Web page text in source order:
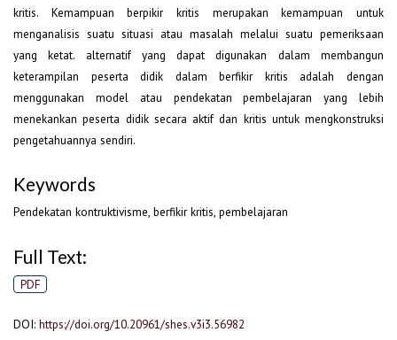
kritis. Kemampuan berpikir kritis merupakan kemampuan untuk
menganalisis suatu situasi atau masalah melalui suatu pemeriksaan
yang ketat. alternatif yang dapat digunakan dalam membangun
keterampilan peserta didik dalam berfikir kritis adalah dengan
menggunakan model atau pendekatan pembelajaran yang lebih
menekankan peserta didik secara aktif dan kritis untuk mengkonstruksi
pengetahuannya sendiri.
Keywords
Pendekatan kontruktivisme, berfikir kritis, pembelajaran
Full Text:
PDF
DOI: https://doi.org/10.20961/shes.v3i3.56982